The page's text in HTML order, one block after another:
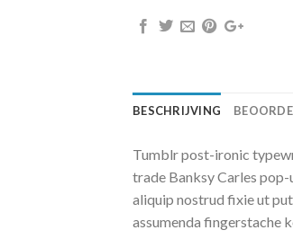
BESCHRIJVING
Tumblr post-ironic
trade Banksy Carles
aliquip nostrud fixie ut
assumenda fingerstache